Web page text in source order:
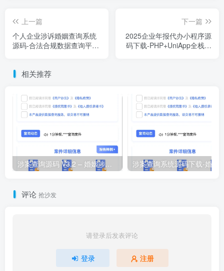
上一篇
个人企业涉诉婚姻查询系统
源码-合法合规数据查询平台
下一篇
2025企业年报代办小程序源
码下载-PHP+UniApp全栈年
相关推荐
涉案查询源码 V3.2 – 婚姻涉诉多接口查询系统
评论 抢沙发
请登录后发表评论
登录 注册